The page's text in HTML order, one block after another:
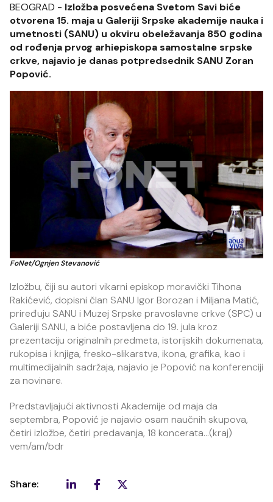
BEOGRAD - Izložba posvećena Svetom Savi biće
otvorena 15. maja u Galeriji Srpske akademije nauka i
umetnosti (SANU) u okviru obeležavanja 850 godina
od rođenja prvog arhiepiskopa samostalne srpske
crkve, najavio je danas potpredsednik SANU Zoran
Popović.
FoNet/Ognjen Stevanović
Izložbu, čiji su autori vikarni episkop moravički Tihona
Rakićević, dopisni član SANU Igor Borozan i Miljana Matić,
priređuju SANU i Muzej Srpske pravoslavne crkve (SPC) u
Galeriji SANU, a biće postavljena do 19. jula kroz
prezentaciju originalnih predmeta, istorijskih dokumenata,
rukopisa i knjiga, fresko-slikarstva, ikona, grafika, kao i
multimedijalnih sadržaja, najavio je Popović na konferenciji
za novinare.
Predstavljajući aktivnosti Akademije od maja da
septembra, Popović je najavio osam naučnih skupova,
četiri izložbe, četiri predavanja, 18 koncerata...(kraj)
vem/am/bdr
Share: